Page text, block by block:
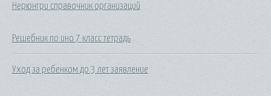
Нерюнгри справочник организаций
Решебник по ино 7 класс тетрадь
Уход за ребенком до 3 лет заявление